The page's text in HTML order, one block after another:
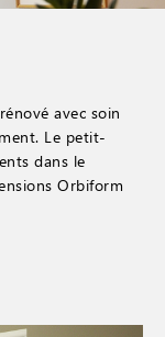
avec soin
Le petit-
dans le
Orbiform